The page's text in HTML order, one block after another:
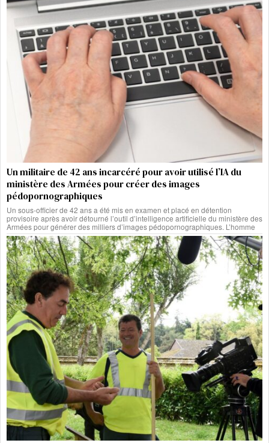
Un militaire de 42 ans incarcéré pour avoir utilisé l’IA du
ministère des Armées pour créer des images
pédopornographiques
Un sous-officier de 42 ans a été mis en examen et placé en détention
provisoire après avoir détourné l’outil d’intelligence artificielle du ministère des
Armées pour générer des milliers d’images pédopornographiques. L’homme